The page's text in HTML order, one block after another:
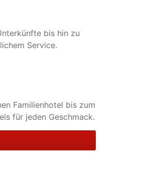
bis hin zu
Service.
Familienhotel bis zum
für jeden Geschmack.